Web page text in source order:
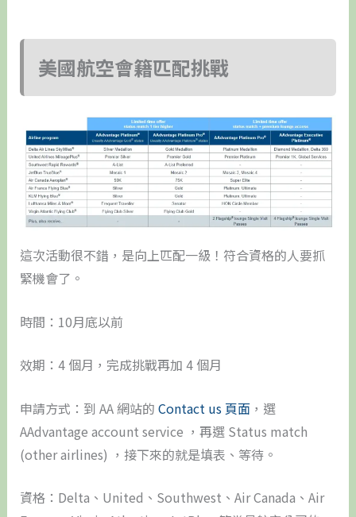
美國航空會籍匹配挑戰
這次活動很不錯，是向上匹配一級！符合資格的人要抓
緊機會了。
時間：10月底以前
效期：4 個月，完成挑戰再加 4 個月
申請方式：到 AA 網站的 Contact us 頁面，選
AAdvantage account service ，再選 Status match
(other airlines) ，接下來的就是填表、等待。
資格：Delta、United、Southwest、Air Canada、Air